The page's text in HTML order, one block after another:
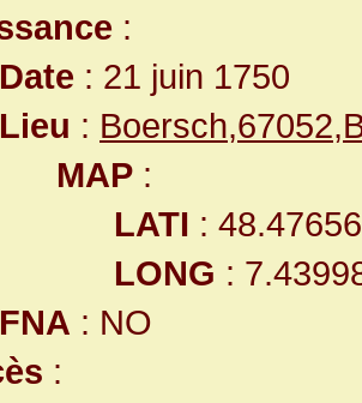
:
Date : 21 juin 1750
Lieu :
MAP :
LATI :
LONG :
FNA : NO
: